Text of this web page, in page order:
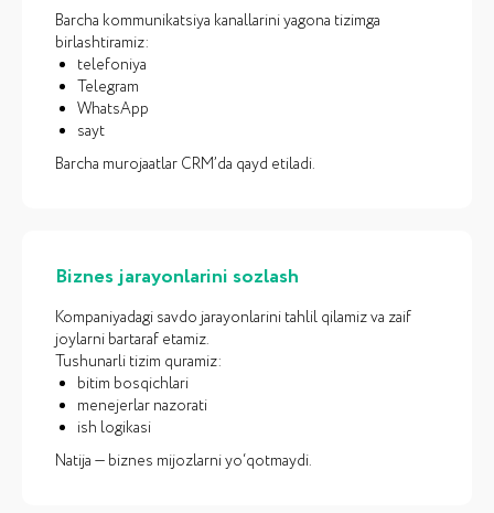
Barcha kommunikatsiya kanallarini yagona tizimga
birlashtiramiz:
telefoniya
Telegram
WhatsApp
sayt
Barcha murojaatlar CRM’da qayd etiladi.
Biznes jarayonlarini sozlash
Kompaniyadagi savdo jarayonlarini tahlil qilamiz va zaif
joylarni bartaraf etamiz.
Tushunarli tizim quramiz:
bitim bosqichlari
menejerlar nazorati
ish logikasi
Natija — biznes mijozlarni yo‘qotmaydi.
tanlanadi